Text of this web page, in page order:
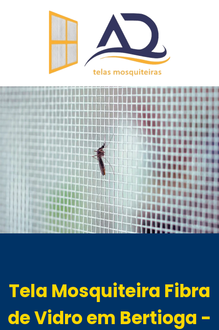
Tela Mosquiteira Fibra
de Vidro em Bertioga -